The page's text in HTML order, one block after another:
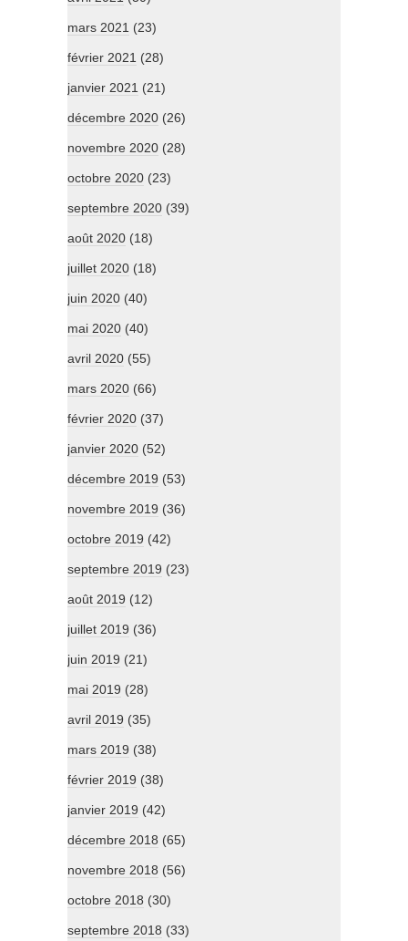
mars 2021 (23)
février 2021 (28)
janvier 2021 (21)
décembre 2020 (26)
novembre 2020 (28)
octobre 2020 (23)
septembre 2020 (39)
août 2020 (18)
juillet 2020 (18)
juin 2020 (40)
mai 2020 (40)
avril 2020 (55)
mars 2020 (66)
février 2020 (37)
janvier 2020 (52)
décembre 2019 (53)
novembre 2019 (36)
octobre 2019 (42)
septembre 2019 (23)
août 2019 (12)
juillet 2019 (36)
juin 2019 (21)
mai 2019 (28)
avril 2019 (35)
mars 2019 (38)
février 2019 (38)
janvier 2019 (42)
décembre 2018 (65)
novembre 2018 (56)
octobre 2018 (30)
septembre 2018 (33)